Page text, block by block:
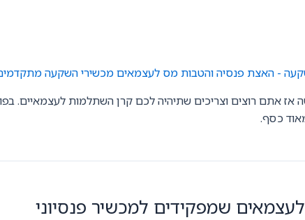
- האצת פנסיה והטבות מס לעצמאיםמכשירי השקעה
אתם רוצים וצריכים שתיהיה לכם קרן השתלמות לעצמאיים.
כסף.
שמפקידים למכשיר פנסיוני